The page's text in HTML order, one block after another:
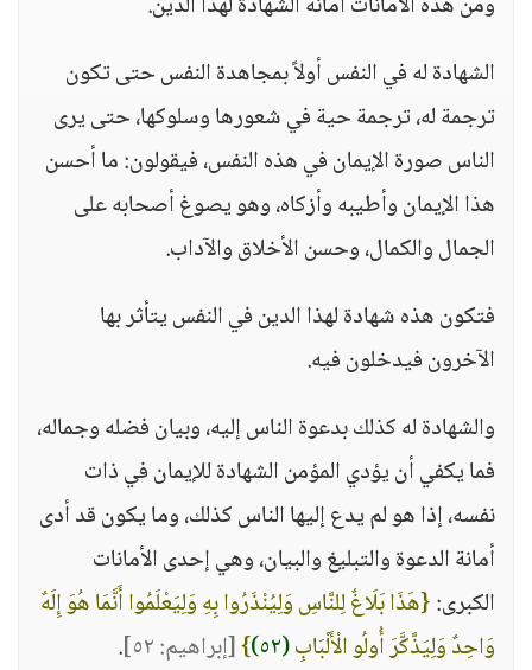
الشهادة له في النفس أولاً بمجاهدة النفس حتى تكون
ترجمة له، ترجمة حية في شعورها وسلوكها، حتى يرى
الناس صورة الإيمان في هذه النفس، فيقولون: ما أحسن
هذا الإيمان وأطيبه وأزكاه، وهو يصوغ أصحابه على
الجمال والكمال، وحسن الأخلاق والآداب.
فتكون هذه شهادة لهذا الدين في النفس يتأثر بها
الآخرون فيدخلون فيه.
والشهادة له كذلك بدعوة الناس إليه، وبيان فضله وجماله،
فما يكفي أن يؤدي المؤمن الشهادة للإيمان في ذات
نفسه، إذا هو لم يدع إليها الناس كذلك، وما يكون قد أدى
أمانة الدعوة والتبليغ والبيان، وهي إحدى الأمانات
الكبرى:{هَذَا بَلَاغٌ لِلنَّاسِ وَلِيُنْذَرُوا بِهِ وَلِيَعْلَمُوا أَنَّمَا هُوَ إِلَهٌ
وَاحِدٌ وَلِيَذَّكَّرَ أُولُو الْأَلْبَابِ(٥٢) }[إبراهيم: ٥٢]
.